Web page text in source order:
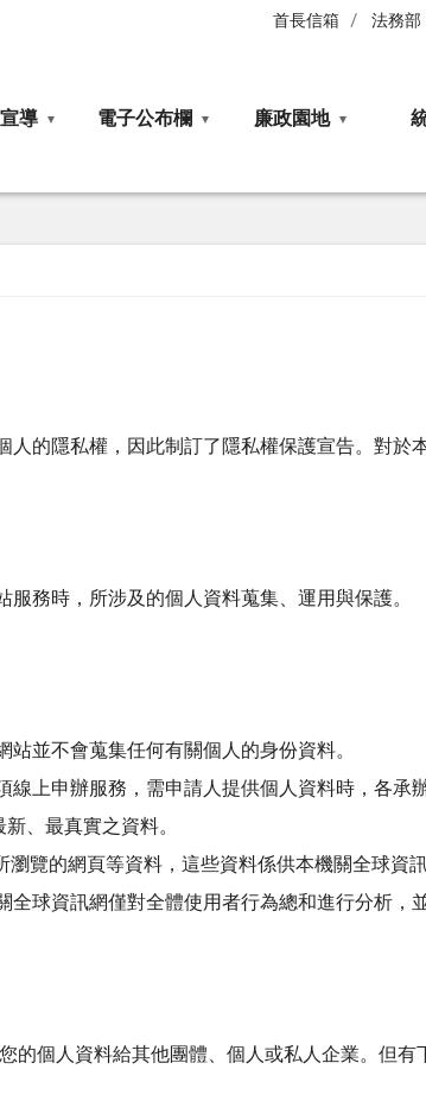
首長信箱 法務部
導 電子公布欄 廉政園地
的隱私權，因此制訂了隱私權保護宣告。對於
務時，所涉及的個人資料蒐集、運用與保護。
並不會蒐集任何有關個人的身份資料。
上申辦服務，需申請人提供個人資料時，各承
、最真實之資料。
覽的網頁等資料，這些資料係供本機關全球資
球資訊網僅對全體使用者行為總和進行分析，
的個人資料給其他團體、個人或私人企業。但有